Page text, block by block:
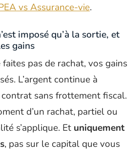
vs Assurance-vie.
imposé qu’à la sortie, et
gains
pas de rachat, vos gains
L’argent continue à
sans frottement fiscal.
d’un rachat, partiel ou
s’applique. Et uniquement
, pas sur le capital que vous